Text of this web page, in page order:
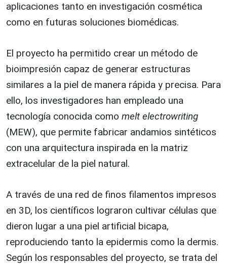
aplicaciones tanto en investigación cosmética
como en futuras soluciones biomédicas.
El proyecto ha permitido crear un método de
bioimpresión capaz de generar estructuras
similares a la piel de manera rápida y precisa. Para
ello, los investigadores han empleado una
tecnología conocida como melt electrowriting
(MEW), que permite fabricar andamios sintéticos
con una arquitectura inspirada en la matriz
extracelular de la piel natural.
A través de una red de finos filamentos impresos
en 3D, los científicos lograron cultivar células que
dieron lugar a una piel artificial bicapa,
reproduciendo tanto la epidermis como la dermis.
Según los responsables del proyecto, se trata del